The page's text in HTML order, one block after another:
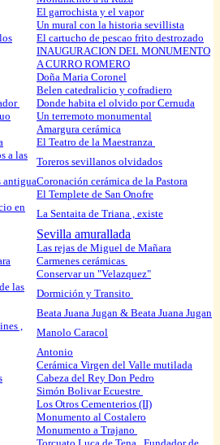
El garrochista y el vapor
Un mural con la historia sevillista
El cartucho de pescao frito destrozado
INAUGURACION DEL MONUMENTO
A CURRO ROMERO
Doña Maria Coronel
Belen catedralicio y cofradiero
Donde habita el olvido por Cernuda
Un terremoto monumental
Amargura cerámica
El Teatro de la Maestranza
a las
Toreros sevillanos olvidados
antiguaCoronación cerámica de la Pastora
El Templete de San Onofre
en
La Sentaita de Triana , existe
Sevilla amurallada
Las rejas de Miguel de Mañara
Carmenes cerámicas
Conservar un "Velazquez"
las
Dormición y Transito
Beata Juana Jugan & Beata Juana Jugan
,
Manolo Caracol
Antonio
Cerámica Virgen del Valle mutilada
Cabeza del Rey Don Pedro
Simón Bolivar Ecuestre
Los Otros Cementerios (II)
Monumento al Costalero
Monumento a Trajano